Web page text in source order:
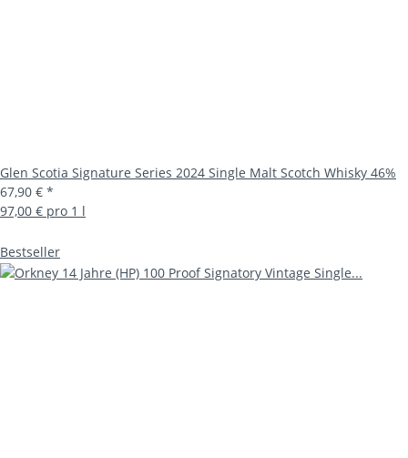
Glen Scotia Signature Series 2024 Single Malt Scotch Whisky 46%
67,90 € *
97,00 € pro 1 l
Bestseller